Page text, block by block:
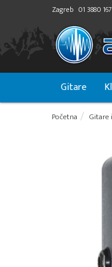
Zagreb 01 3880 167
Gitare
Početna Gitare